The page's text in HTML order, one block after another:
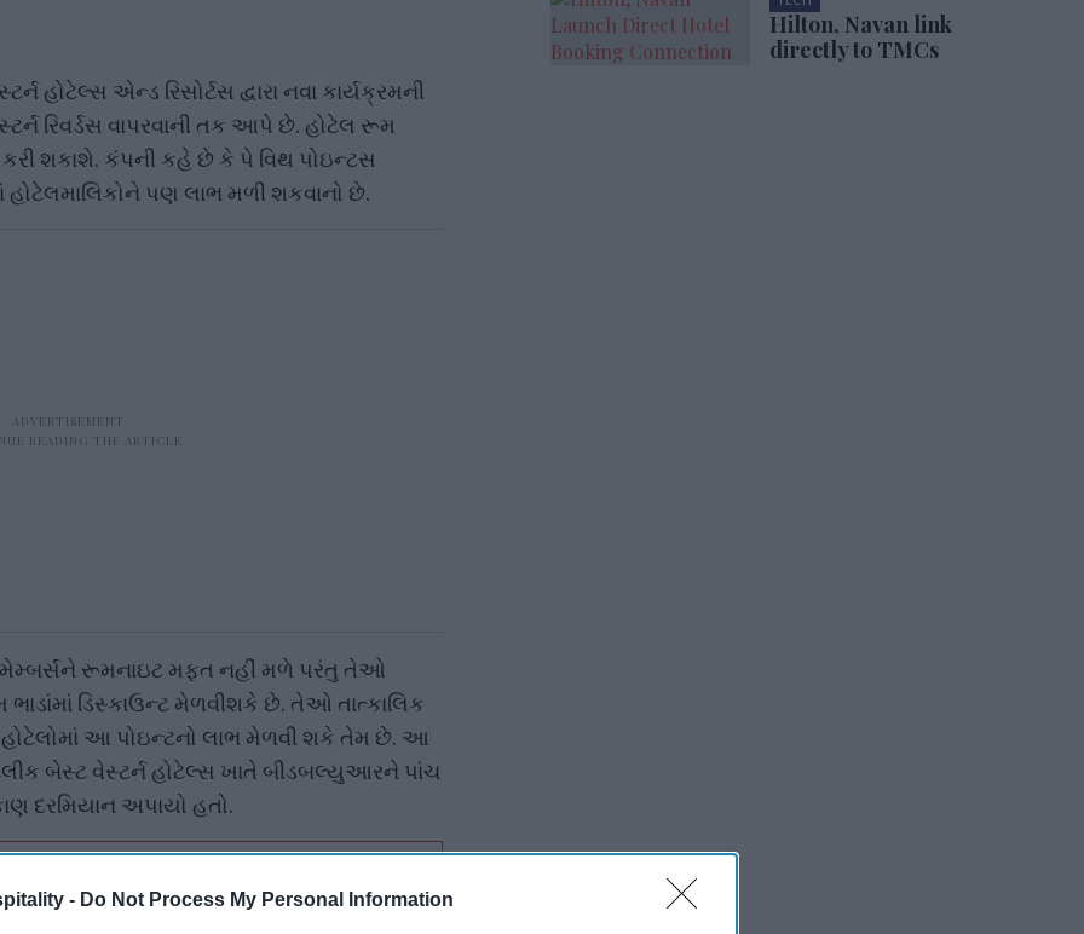
- Do Not Process My Personal Information
હોટેલ્સ એન્ડ રિસોર્ટસ દ્વારા નવા કાર્યક્રમની
રિવર્ડસ વાપરવાની તક આપે છે. હોટેલ રૂમ
શકાશે. કંપની કહે છે કે પે વિથ પોઇન્ટસ
પણ લાભ મળી શકવાનો છે.
રૂમનાઇટ મફત નહીં મળે પરંતુ તેઓ
ભાડાંમાં ડિસ્કાઉન્ટ મેળવીશકે છે. તેઓ તાત્કાલિક
હોટેલોમાં આ પોઇન્ટનો લાભ મેળવી શકે તેમ છે. આ
બેસ્ટ વેસ્ટર્ન હોટેલ્સ ખાતે બીડબલ્યુઆરને પાંચ
દરમિયાન અપાયો હતો.
Hilton, Navan link
directly to TMCs